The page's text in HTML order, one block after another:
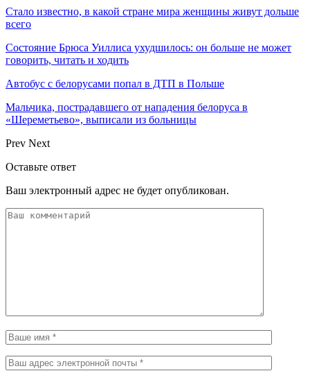
Стало известно, в какой стране мира женщины живут дольше
всего
Состояние Брюса Уиллиса ухудшилось: он больше не может
говорить, читать и ходить
Автобус с белорусами попал в ДТП в Польше
Мальчика, пострадавшего от нападения белоруса в
«Шереметьево», выписали из больницы
Prev Next
Оставьте ответ
Ваш электронный адрес не будет опубликован.